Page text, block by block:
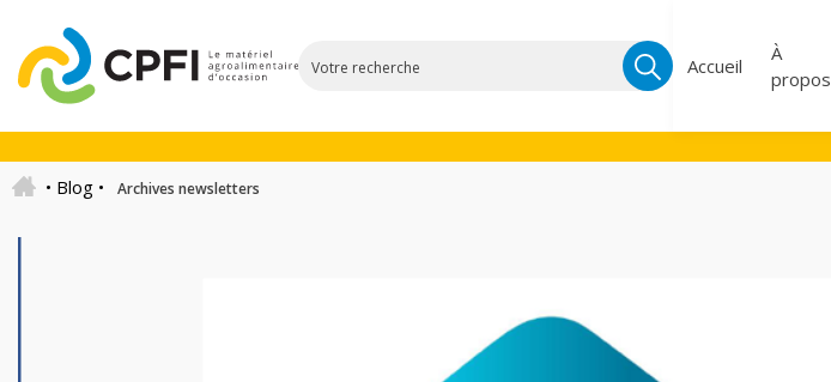
Recherche
pour :
Accueil
À
propos
• Blog • Archives newsletters